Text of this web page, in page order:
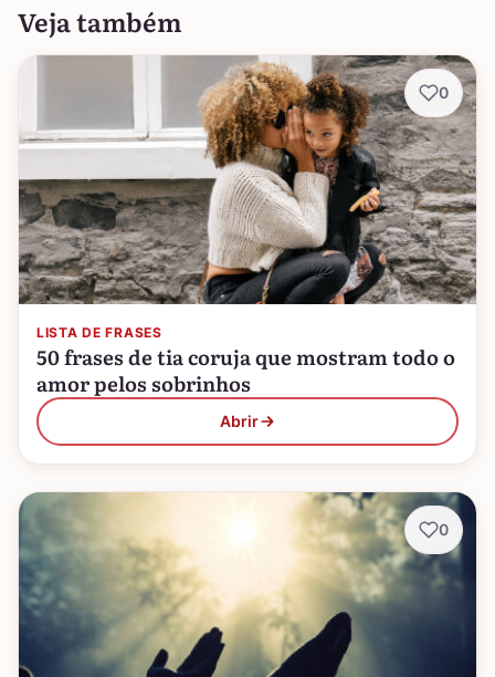
Veja também
LISTA DE FRASES
50 frases de tia coruja que mostram todo o
amor pelos sobrinhos
Abrir
0
0